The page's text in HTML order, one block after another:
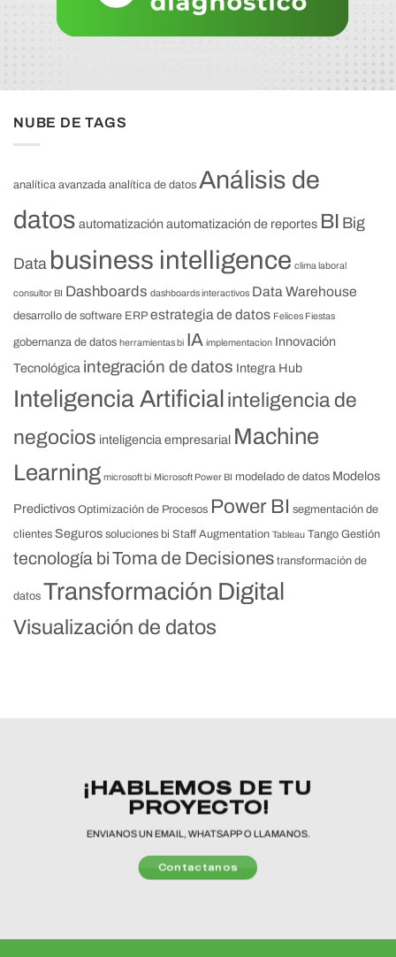
NUBE DE TAGS
analítica avanzada analítica de datos Análisis de
datos automatizaciónautomatización de reportes BI Big
Data business intelligence clima laboral
consultor BI Dashboards dashboards interactivos Data Warehouse
desarrollo de software ERP estrategia de datos Felices Fiestas
gobernanza de datos herramientas bi IA implementacion Innovación
Tecnológica integración de datos Integra Hub
Inteligencia Artificial inteligencia de
negocios inteligencia empresarial Machine
Learning microsoft bi Microsoft Power BI modelado de datos Modelos
Predictivos Optimización de Procesos Power BI segmentación de
clientes Seguros soluciones bi Staff Augmentation Tableau Tango Gestión
tecnología biToma de Decisiones transformación de
datos Transformación Digital
Visualización de datos
¡HABLEMOS DE TU
PROYECTO!
ENVIANOS UN EMAIL, WHATSAPP O LLAMANOS.
Contactanos